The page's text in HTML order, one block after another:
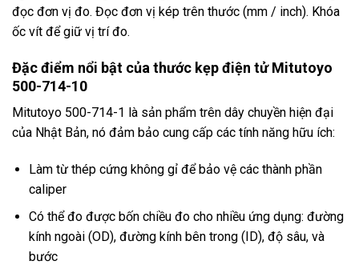
đọc đơn vị đo. Đọc đơn vị kép trên thước (mm / inch). Khóa
ốc vít để giữ vị trí đo.
Đặc điểm nổi bật của thước kẹp điện tử Mitutoyo
500-714-10
Mitutoyo 500-714-1 là sản phẩm trên dây chuyền hiện đại
của Nhật Bản, nó đảm bảo cung cấp các tính năng hữu ích:
Làm từ thép cứng không gỉ để bảo vệ các thành phần
caliper
Có thể đo được bốn chiều đo cho nhiều ứng dụng: đường
kính ngoài (OD), đường kính bên trong (ID), độ sâu, và
bước